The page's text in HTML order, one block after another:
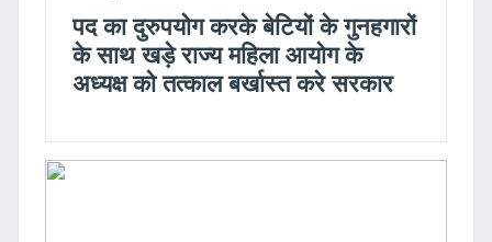
पद का दुरुपयोग करके बेटियों के गुनहगारों
के साथ खड़े राज्य महिला आयोग के
अध्यक्ष को तत्काल बर्खास्त करे सरकार